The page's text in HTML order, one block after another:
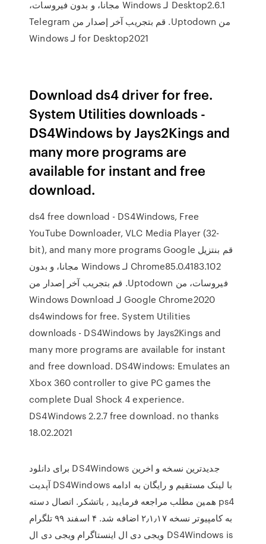
Desktop2.6.1 لـ Windows مجانا، و بدون فيروسات،
من Uptodown. قم بتجريب آخر إصدار من Telegram
for Desktop2021 لـ Windows
Download ds4 driver for free.
System Utilities downloads -
DS4Windows by Jays2Kings and
many more programs are
available for instant and free
download.
ds4 free download - DS4Windows, Free
YouTube Downloader, VLC Media Player (32-
bit), and many more programs ‫قم بنتزيل Google
Chrome85.0.4183.102 لـ Windows مجانا، و بدون
فيروسات، من Uptodown. قم بتجريب آخر إصدار من
Google Chrome2020 لـ Windows Download
ds4windows for free. System Utilities
downloads - DS4Windows by Jays2Kings and
many more programs are available for instant
and free download. DS4Windows: Emulates an
Xbox 360 controller to give PC games the
complete Dual Shock 4 experience.
DS4Windows 2.2.7 free download. no thanks
18.02.2021
برای دانلود DS4Windows جدیدترین نسخه و اخرین
آپدیت DS4Windows با لینک مستقیم و رایگان به ادامه
همین مطلب مراجعه فرمایید , باتشکر. اتصال دسته ps4
به کامپیوتر نسخه ۲٫۱٫۱۷ اضافه شد. ۴ اسفند ۹۹ تلگرام
ویجی دی ال اینستاگرام ویجی دی ال DS4Windows is